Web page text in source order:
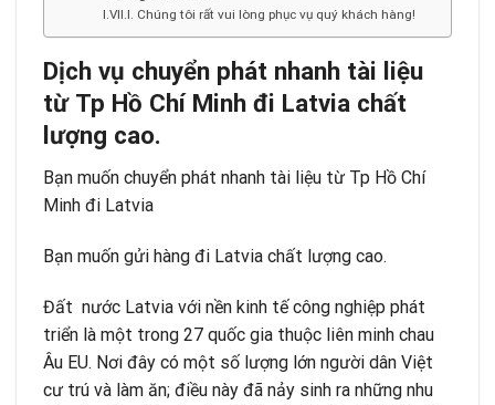
Chúng tôi rất vui lòng phục vụ quý khách hàng!
Dịch vụ chuyển phát nhanh tài liệu
từ Tp Hồ Chí Minh đi Latvia chất
lượng cao.
Bạn muốn chuyển phát nhanh tài liệu từ Tp Hồ Chí
Minh đi Latvia
Bạn muốn gửi hàng đi Latvia chất lượng cao.
Đất nước Latvia với nền kinh tế công nghiệp phát
triển là một trong 27 quốc gia thuộc liên minh chau
Âu EU. Nơi đây có một số lượng lớn người dân Việt
cư trú và làm ăn; điều này đã nảy sinh ra những nhu